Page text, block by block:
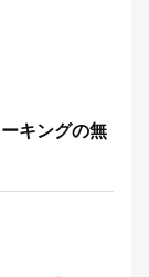
キングの無